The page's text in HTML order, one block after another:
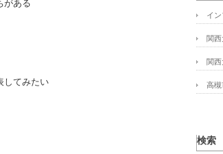
がある
してみたい
イ
関西
関西
高槻
検索